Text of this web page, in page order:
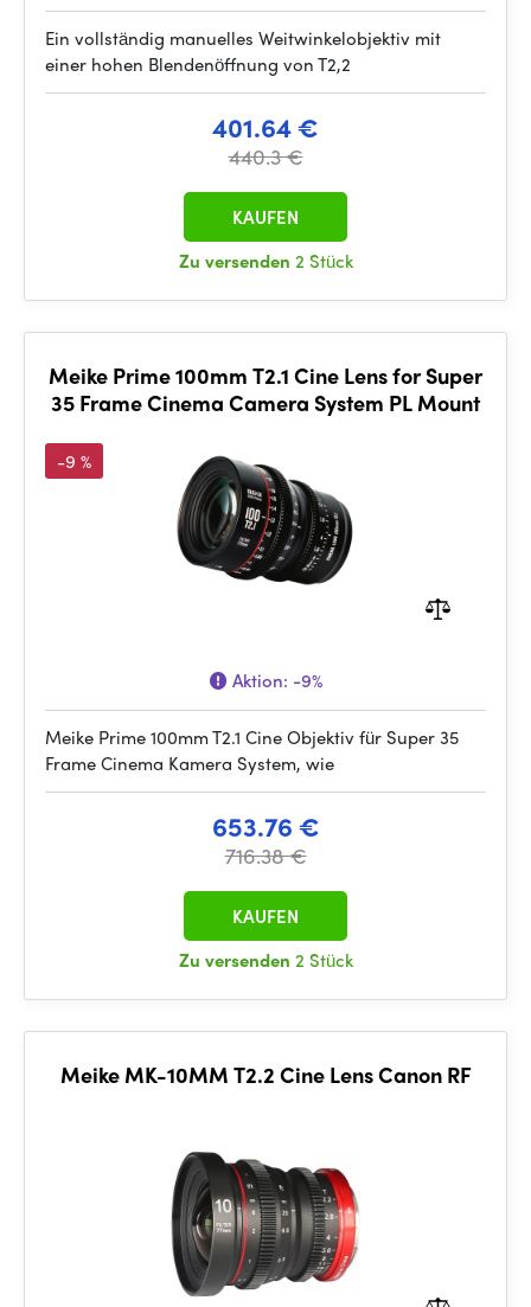
Ein vollständig manuelles Weitwinkelobjektiv mit
einer hohen Blendenöffnung von T2,2
401.64 €
440.3 €
Zu versenden 2 Stück
KAUFEN
Meike Prime 100mm T2.1 Cine Lens for Super
35 Frame Cinema Camera System PL Mount
-9 %
Aktion: -9%
Meike Prime 100mm T2.1 Cine Objektiv für Super 35
Frame Cinema Kamera System, wie
653.76 €
716.38 €
Zu versenden 2 Stück
KAUFEN
Meike MK-10MM T2.2 Cine Lens Canon RF